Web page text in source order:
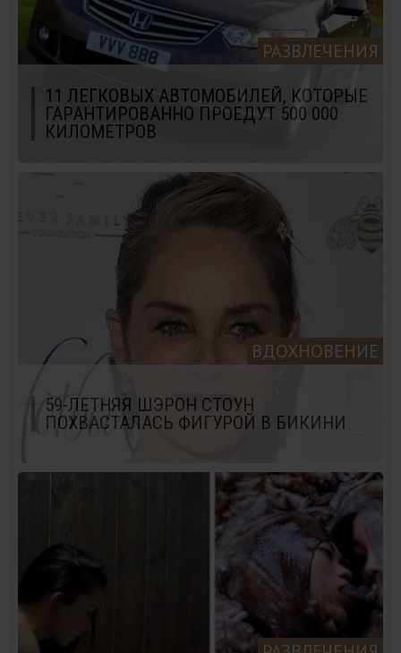
РАЗВЛЕЧЕНИЯ
11 ЛЕГКОВЫХ АВТОМОБИЛЕЙ, КОТОРЫЕ
ГАРАНТИРОВАННО ПРОЕДУТ 500 000
КИЛОМЕТРОВ
ВДОХНОВЕНИЕ
59-ЛЕТНЯЯ ШЭРОН СТОУН
ПОХВАСТАЛАСЬ ФИГУРОЙ В БИКИНИ